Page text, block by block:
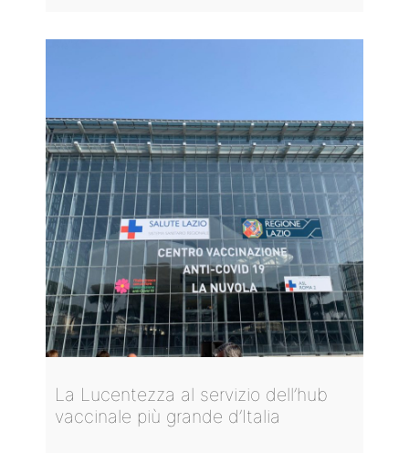
La Lucentezza al servizio dell’hub
vaccinale più grande d’Italia